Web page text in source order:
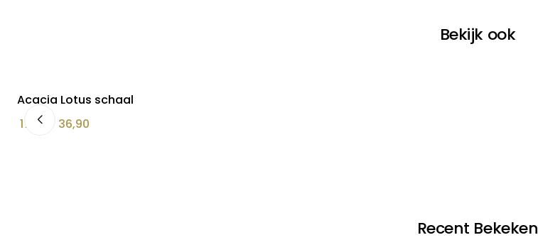
Bekijk ook
Acacia Lotus schaal
17,90
– 36,90
Prijsklasse:
Recent Bekeken